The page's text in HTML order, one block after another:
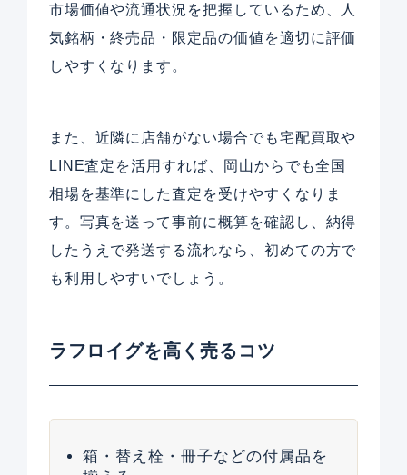
市場価値や流通状況を把握しているため、人
気銘柄・終売品・限定品の価値を適切に評価
しやすくなります。
また、近隣に店舗がない場合でも宅配買取や
LINE査定を活用すれば、岡山からでも全国
相場を基準にした査定を受けやすくなりま
す。写真を送って事前に概算を確認し、納得
したうえで発送する流れなら、初めての方で
も利用しやすいでしょう。
ラフロイグを高く売るコツ
箱・替え栓・冊子などの付属品を